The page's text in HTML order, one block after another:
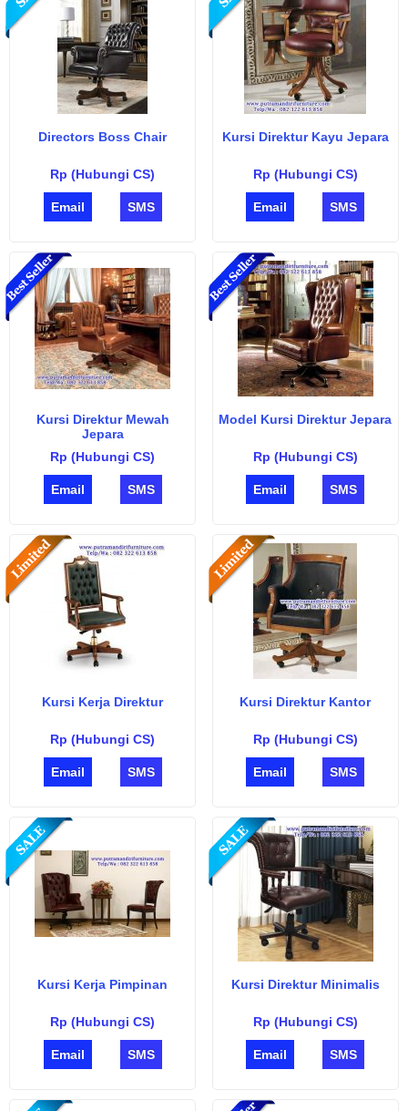
Directors Boss Chair
Rp (Hubungi CS)
Email SMS
Kursi Direktur Kayu Jepara
Rp (Hubungi CS)
Email SMS
Kursi Direktur Mewah
Jepara
Rp (Hubungi CS)
Email SMS
Model Kursi Direktur Jepara
Rp (Hubungi CS)
Email SMS
Kursi Kerja Direktur
Rp (Hubungi CS)
Email SMS
Kursi Direktur Kantor
Rp (Hubungi CS)
Email SMS
Kursi Kerja Pimpinan
Rp (Hubungi CS)
Email SMS
Kursi Direktur Minimalis
Rp (Hubungi CS)
Email SMS